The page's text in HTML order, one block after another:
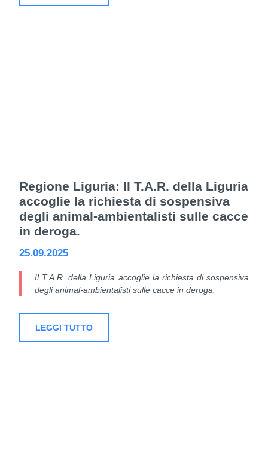
Regione Liguria: Il T.A.R. della Liguria
accoglie la richiesta di sospensiva
degli animal-ambientalisti sulle cacce
in deroga.
25.09.2025
Il T.A.R. della Liguria accoglie la richiesta di sospensiva
degli animal-ambientalisti sulle cacce in deroga.
LEGGI TUTTO